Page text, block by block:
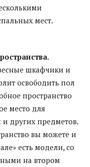
мест.
.
шкафчики и
освободить пол
пространство
место для
других предметов.
вы можете и
есть модели, со
на втором